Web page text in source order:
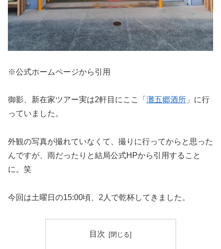
※公式ホームページから引用
御影、新在家ツアー実は2軒目にここ「 灘五郷酒所 」に行
っていました。
外観の写真が撮れていなくて、撮りに行ってからと思った
んですが、雨だったりと結局公式HPから引用すること
に。笑
今回は土曜日の15:00頃、2人で乾杯してきました。
目次